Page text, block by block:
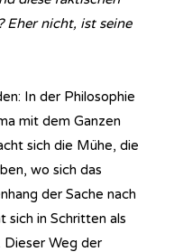
Eher nicht, ist seine
In der Philosophie
mit dem Ganzen
sich die Mühe, die
wo sich das
der Sache nach
in Schritten als
Dieser Weg der